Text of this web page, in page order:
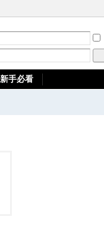
新手必看